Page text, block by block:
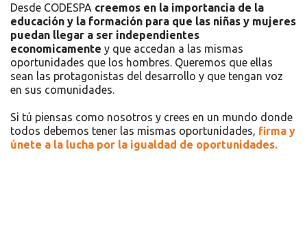
Desde CODESPA creemos en la importancia de la
educación y la formación para que las niñas y mujeres
puedan llegar a ser independientes
economicamente y que accedan a las mismas
oportunidades que los hombres. Queremos que ellas
sean las protagonistas del desarrollo y que tengan voz
en sus comunidades.
Si tú piensas como nosotros y crees en un mundo donde
todos debemos tener las mismas oportunidades, firma y
únete a la lucha por la igualdad de oportunidades.